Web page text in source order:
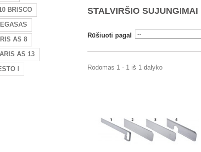
BRISCO
AS 8
AS 13
I
STALVIRŠIO
Rūšiuoti pagal
Rodomas 1 - 1 iš 1 dalyko